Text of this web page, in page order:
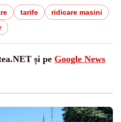
tarife
ridicare masini
și pe Google News